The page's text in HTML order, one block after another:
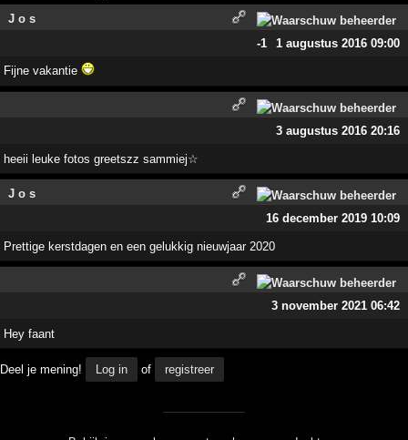
J o s
-1
1 augustus 2016 09:00
Fijne vakantie
3 augustus 2016 20:16
heeii leuke fotos greetszz sammiej☆
J o s
16 december 2019 10:09
Prettige kerstdagen en een gelukkig nieuwjaar 2020
3 november 2021 06:42
Hey faant
Deel je mening! Log in of registreer